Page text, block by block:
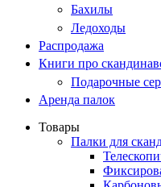
Бахилы
Ледоходы
Распродажа
Книги про
Подарочные
Аренда палок
Товары
Палки для